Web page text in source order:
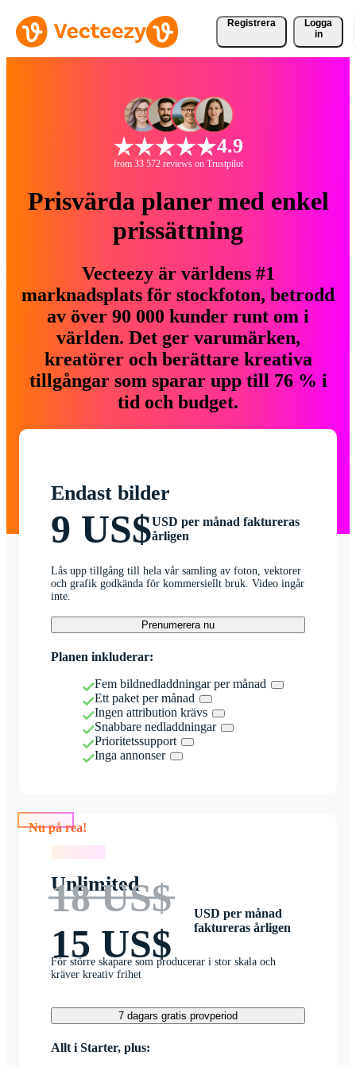
Registrera
Logga
in
4.9
from 33 572 reviews on Trustpilot
Prisvärda planer med enkel
prissättning
Vecteezy är världens #1
marknadsplats för stockfoton, betrodd
av över 90 000 kunder runt om i
världen. Det ger varumärken,
kreatörer och berättare kreativa
tillgångar som sparar upp till 76 % i
tid och budget.
Endast bilder
9 US$USD per månad faktureras
årligen
Lås upp tillgång till hela vår samling av foton, vektorer
och grafik godkända för kommersiellt bruk. Video ingår
inte.
Prenumerera nu
Planen inkluderar:
Fem bildnedladdningar per månad
Ett paket per månad
Ingen attribution krävs
Snabbare nedladdningar
Prioritetssupport
Inga annonser
Nu på rea!
Unlimited
18 US$
15 US$
USD per månad
faktureras årligen
För större skapare som producerar i stor skala och
kräver kreativ frihet
7 dagars gratis provperiod
Allt i Starter, plus: